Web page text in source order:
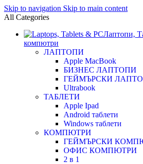
Skip to navigation Skip to main content
All Categories
Лаптопи,
компютри
ЛАПТОПИ
Apple MacBook
БИЗНЕС ЛАПТОПИ
ГЕЙМЪРСКИ
Ultrabook
ТАБЛЕТИ
Apple Ipad
Android таблети
Windows таблети
КОМПЮТРИ
ГЕЙМЪРСКИ
ОФИС КОМПЮТРИ
2 в 1